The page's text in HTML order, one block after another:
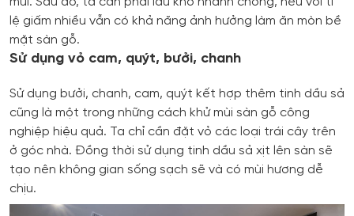
lệ giấm nhiều vẫn có khả năng ảnh hưởng làm ăn mòn bề
mặt sàn gỗ.
Sử dụng vỏ cam, quýt, bưởi, chanh
Sử dụng bưởi, chanh, cam, quýt kết hợp thêm tinh dầu sả
cũng là một trong những cách khử mùi sàn gỗ công
nghiệp hiệu quả. Ta chỉ cần đặt vỏ các loại trái cây trên
ở góc nhà. Đồng thời sử dụng tinh dầu sả xịt lên sàn sẽ
tạo nên không gian sống sạch sẽ và có mùi hương dễ
chịu.